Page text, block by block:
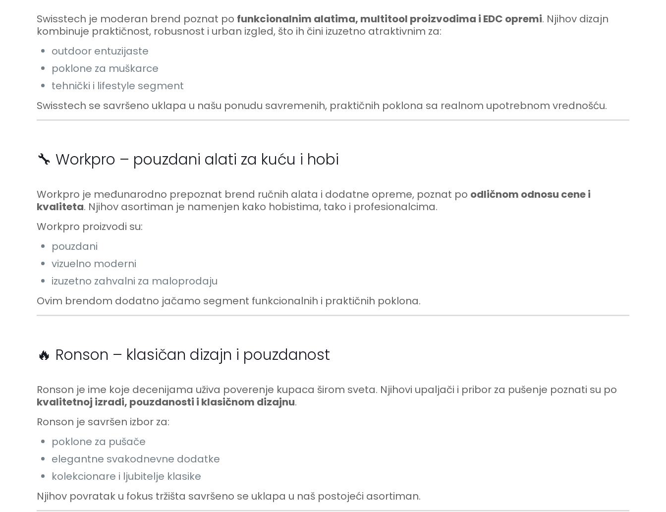
Swisstech je moderan brend poznat po funkcionalnim alatima, multitool proizvodima i EDC opremi. Njihov dizajn
kombinuje praktičnost, robusnost i urban izgled, što ih čini izuzetno atraktivnim za:
outdoor entuzijaste
poklone za muškarce
tehnički i lifestyle segment
Swisstech se savršeno uklapa u našu ponudu savremenih, praktičnih poklona sa realnom upotrebnom vrednošću.
🔧 Workpro – pouzdani alati za kuću i hobi
Workpro je međunarodno prepoznat brend ručnih alata i dodatne opreme, poznat po odličnom odnosu cene i
kvaliteta. Njihov asortiman je namenjen kako hobistima, tako i profesionalcima.
Workpro proizvodi su:
pouzdani
vizuelno moderni
izuzetno zahvalni za maloprodaju
Ovim brendom dodatno jačamo segment funkcionalnih i praktičnih poklona.
🔥 Ronson – klasičan dizajn i pouzdanost
Ronson je ime koje decenijama uživa poverenje kupaca širom sveta. Njihovi upaljači i pribor za pušenje poznati su po
kvalitetnoj izradi, pouzdanosti i klasičnom dizajnu.
Ronson je savršen izbor za:
poklone za pušače
elegantne svakodnevne dodatke
kolekcionare i ljubitelje klasike
Njihov povratak u fokus tržišta savršeno se uklapa u naš postojeći asortiman.